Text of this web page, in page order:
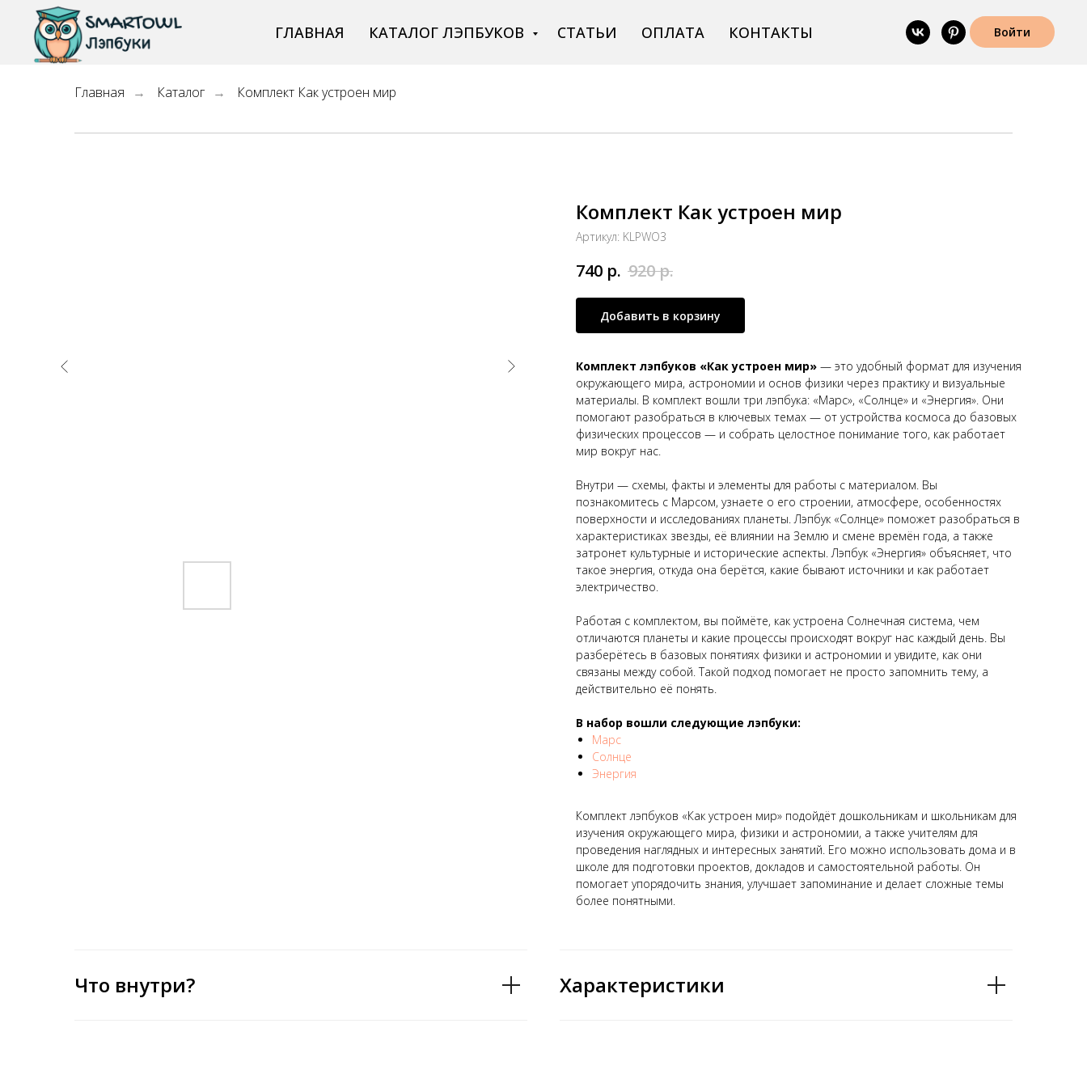
ГЛАВНАЯ КАТАЛОГ ЛЭПБУКОВ СТАТЬИ ОПЛАТА КОНТАКТЫ Войти
Главная → Каталог → Комплект Как устроен мир
Комплект Как устроен мир
Артикул: KLPWO3
740 р. 920р.
Добавить в корзину
Комплект лэпбуков «Как устроен мир» — это удобный формат для изучения
окружающего мира, астрономии и основ физики через практику и визуальные
материалы. В комплект вошли три лэпбука: «Марс», «Солнце» и «Энергия». Они
помогают разобраться в ключевых темах — от устройства космоса до базовых
физических процессов — и собрать целостное понимание того, как работает
мир вокруг нас.
Внутри — схемы, факты и элементы для работы с материалом. Вы
познакомитесь с Марсом, узнаете о его строении, атмосфере, особенностях
поверхности и исследованиях планеты. Лэпбук «Солнце» поможет разобраться в
характеристиках звезды, её влиянии на Землю и смене времён года, а также
затронет культурные и исторические аспекты. Лэпбук «Энергия» объясняет, что
такое энергия, откуда она берётся, какие бывают источники и как работает
электричество.
Работая с комплектом, вы поймёте, как устроена Солнечная система, чем
отличаются планеты и какие процессы происходят вокруг нас каждый день. Вы
разберётесь в базовых понятиях физики и астрономии и увидите, как они
связаны между собой. Такой подход помогает не просто запомнить тему, а
действительно её понять.
В набор вошли следующие лэпбуки:
Марс
Солнце
Энергия
Комплект лэпбуков «Как устроен мир» подойдёт дошкольникам и школьникам для
изучения окружающего мира, физики и астрономии, а также учителям для
проведения наглядных и интересных занятий. Его можно использовать дома и в
школе для подготовки проектов, докладов и самостоятельной работы. Он
помогает упорядочить знания, улучшает запоминание и делает сложные темы
более понятными.
Что внутри? Характеристики